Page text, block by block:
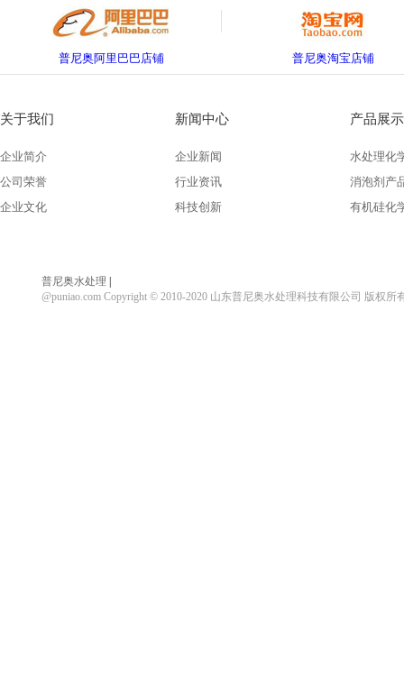
普尼奥阿里巴巴店铺 普尼奥淘宝店铺
关于我们
企业简介
公司荣誉
企业文化
新闻中心
企业新闻
行业资讯
科技创新
产品展示
水处理化
消泡剂产
有机硅化
普尼奥水处理
@puniao.com Copyright © 2010-2020 山东普尼奥水处理科技有限公司 版权